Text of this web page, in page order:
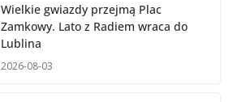
Wielkie gwiazdy przejmą Plac
Zamkowy. Lato z Radiem wraca do
Lublina
2026-08-03